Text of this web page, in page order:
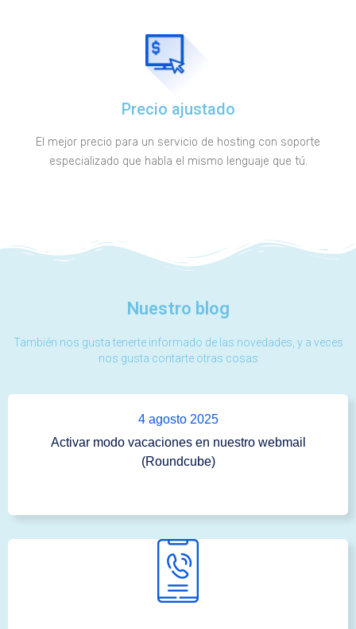
Precio ajustado
El mejor precio para un servicio de hosting con soporte
especializado que habla el mismo lenguaje que tú.
Nuestro blog
También nos gusta tenerte informado de las novedades, y a veces
nos gusta contarte otras cosas
4 agosto 2025
Activar modo vacaciones en nuestro webmail
(Roundcube)